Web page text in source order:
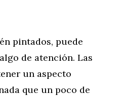
pintados, puede
de atención. Las
un aspecto
que un poco de